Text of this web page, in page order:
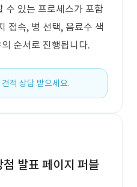
수 있는 프로세스가 포함
접속, 병 선택, 음료수 색
순서로 진행됩니다.
적 상담 받으세요.
발표 페이지 퍼블